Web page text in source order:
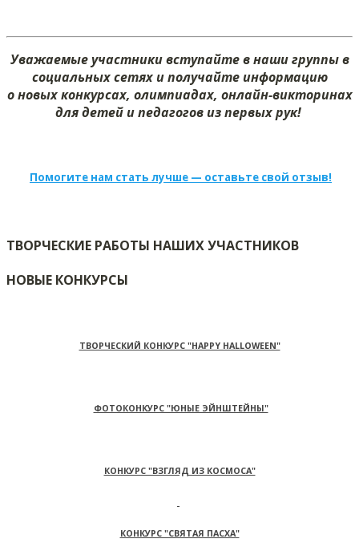
Уважаемые участники вступайте в наши группы в
социальных сетях и получайте информацию
о новых конкурсах, олимпиадах, онлайн-викторинах
для детей и педагогов из первых рук!
Помогите нам стать лучше — оставьте свой отзыв!
ТВОРЧЕСКИЕ РАБОТЫ НАШИХ УЧАСТНИКОВ
НОВЫЕ КОНКУРСЫ
ТВОРЧЕСКИЙ КОНКУРС "HAPPY HALLOWEEN"
ФОТОКОНКУРС "ЮНЫЕ ЭЙНШТЕЙНЫ"
КОНКУРС "ВЗГЛЯД ИЗ КОСМОСА"
КОНКУРС "СВЯТАЯ ПАСХА"